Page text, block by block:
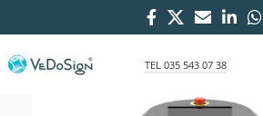
TEL 035 543 07 38